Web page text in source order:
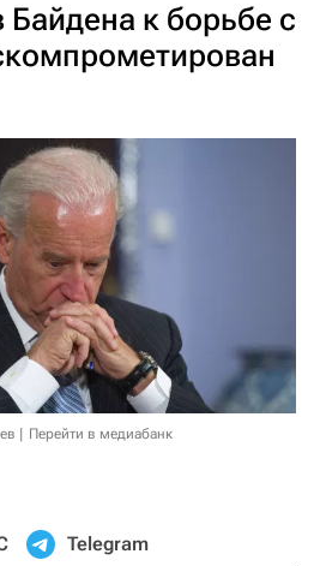
к борьбе с
Перейти в медиабанк
Telegram